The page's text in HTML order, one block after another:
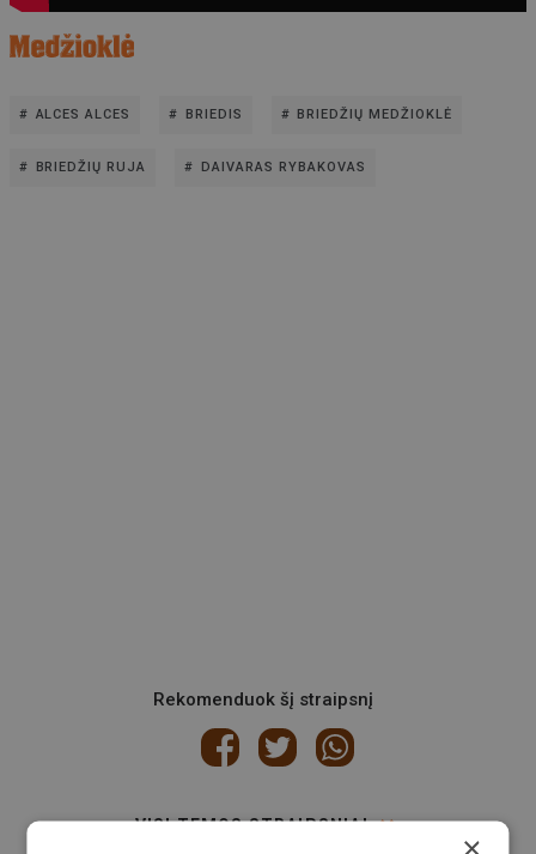
ALCES ALCES BRIEDIS BRIEDŽIŲ MEDŽIOKLĖ
BRIEDŽIŲ RUJA DAIVARAS RYBAKOVAS
Rekomenduok šį straipsnį
VISI TEMOS STRAIPSNIAI